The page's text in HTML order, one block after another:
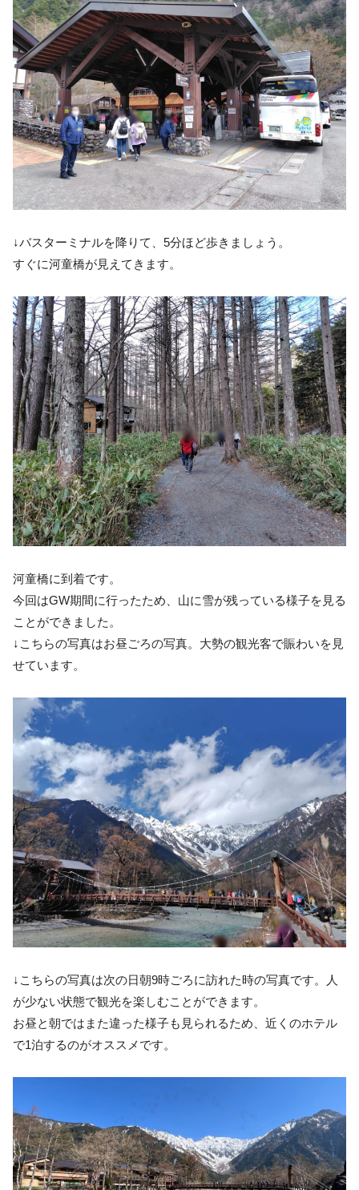
↓バスターミナルを降りて、5分ほど歩きましょう。
すぐに河童橋が見えてきます。
河童橋に到着です。
今回はGW期間に行ったため、山に雪が残っている様子を見る
ことができました。
↓こちらの写真はお昼ごろの写真。大勢の観光客で賑わいを見
せています。
↓こちらの写真は次の日朝9時ごろに訪れた時の写真です。人
が少ない状態で観光を楽しむことができます。
お昼と朝ではまた違った様子も見られるため、近くのホテル
で1泊するのがオススメです。